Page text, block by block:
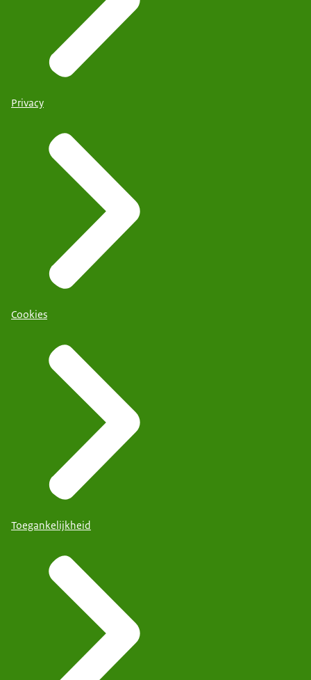
Privacy
Cookies
Toegankelijkheid